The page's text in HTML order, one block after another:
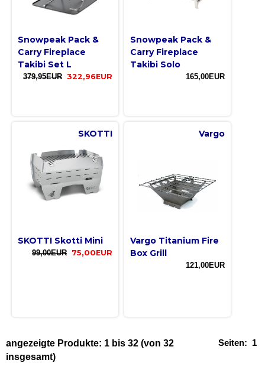
Snowpeak Pack &
Carry Fireplace
Takibi Set L
379,95EUR 322,96EUR
Snowpeak Pack &
Carry Fireplace
Takibi Solo
165,00EUR
SKOTTI
SKOTTI Skotti Mini
99,00EUR 75,00EUR
Vargo
Vargo Titanium Fire
Box Grill
121,00EUR
Seiten: 1
angezeigte Produkte: 1 bis 32 (von 32
insgesamt)